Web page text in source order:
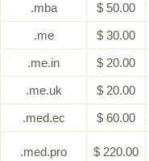
.mba
$ 50.00
.me
$ 30.00
.me.in
$ 20.00
.me.uk
$ 20.00
.med.ec
$ 60.00
.med.pro $ 220.00